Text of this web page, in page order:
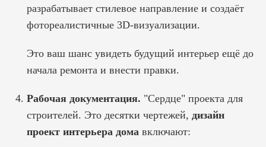
разрабатывает стилевое направление и создаёт
фотореалистичные 3D-визуализации.
Это ваш шанс увидеть будущий интерьер ещё до
начала ремонта и внести правки.
Рабочая документация. "Сердце" проекта для
строителей. Это десятки чертежей, дизайн
проект интерьера дома включают: